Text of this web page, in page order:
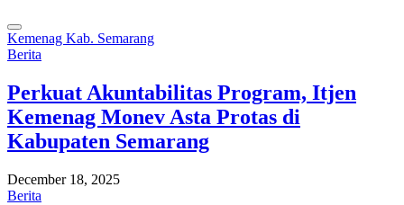
Kemenag Kab. Semarang
Berita
Perkuat Akuntabilitas Program, Itjen
Kemenag Monev Asta Protas di
Kabupaten Semarang
December 18, 2025
Berita